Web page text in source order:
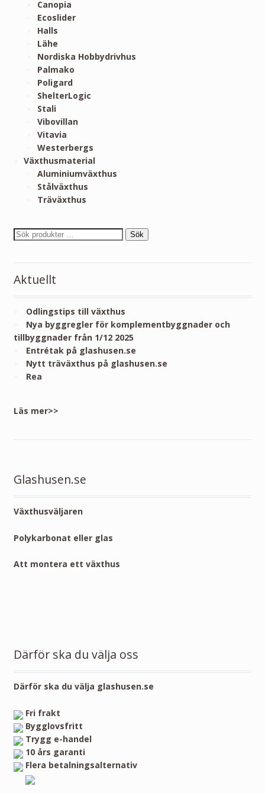
Canopia
Ecoslider
Halls
Lähe
Nordiska Hobbydrivhus
Palmako
Poligard
ShelterLogic
Stali
Vibovillan
Vitavia
Westerbergs
Växthusmaterial
Aluminiumväxthus
Stålväxthus
Träväxthus
Sök
Aktuellt
Odlingstips till växthus
Nya byggregler för komplementbyggnader och
tillbyggnader från 1/12 2025
Entrétak på glashusen.se
Nytt träväxthus på glashusen.se
Rea
Läs mer>>
Glashusen.se
Växthusväljaren
Polykarbonat eller glas
Att montera ett växthus
Därför ska du välja oss
Därför ska du välja glashusen.se
Fri frakt
Bygglovsfritt
Trygg e-handel
10 års garanti
Flera betalningsalternativ